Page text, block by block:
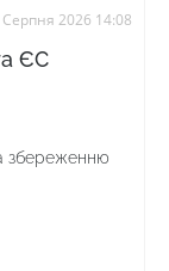
2026 14:08
ЄС
збереженню